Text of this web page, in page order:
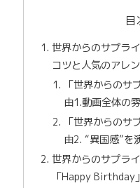
目
世界からのサプラ
コツと人気のアレ
「世界からのサ
由1.動画全体の
「世界からのサ
由2. “異国感”を
世界からのサプラ
「Happy Birthday